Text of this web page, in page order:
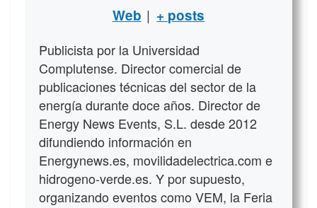
Web | + posts
Publicista por la Universidad
Complutense. Director comercial de
publicaciones técnicas del sector de la
energía durante doce años. Director de
Energy News Events, S.L. desde 2012
difundiendo información en
Energynews.es, movilidadelectrica.com e
hidrogeno-verde.es. Y por supuesto,
organizando eventos como VEM, la Feria